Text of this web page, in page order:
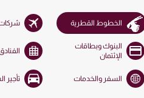
الخطوط القطرية شركات
البنوك وبطاقات
الإئتمان
السفر والخدمات تأجير